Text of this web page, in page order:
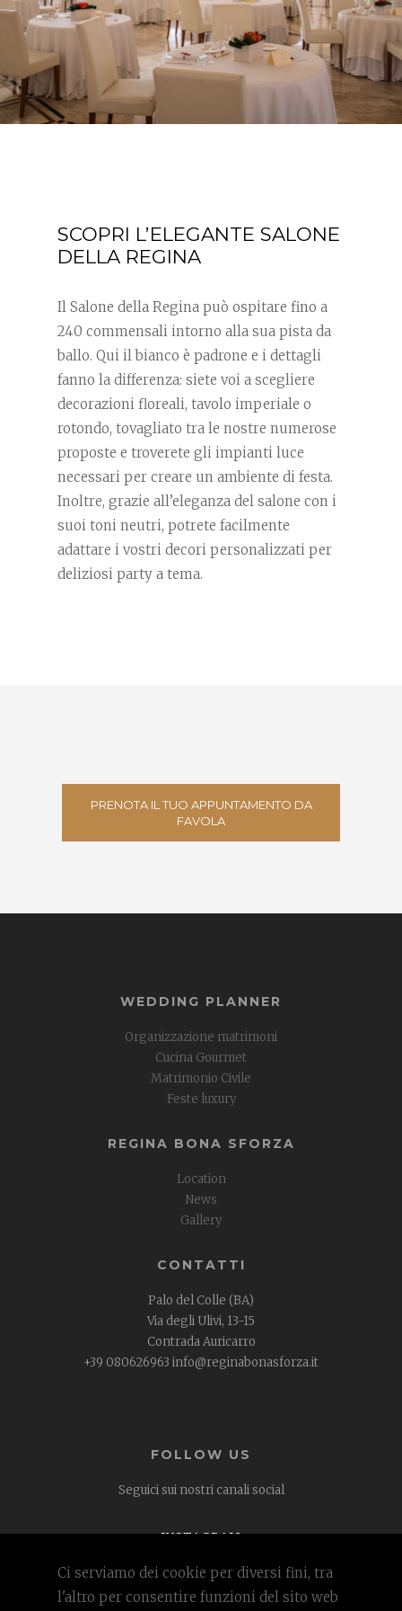
Ci serviamo dei cookie per diversi fini, tra
l'altro per consentire funzioni del sito web
SCOPRI L’ELEGANTE SALONE
DELLA REGINA
Il Salone della Regina può ospitare fino a
240 commensali intorno alla sua pista da
ballo. Qui il bianco è padrone e i dettagli
fanno la differenza: siete voi a scegliere
decorazioni floreali, tavolo imperiale o
rotondo, tovagliato tra le nostre numerose
proposte e troverete gli impianti luce
necessari per creare un ambiente di festa.
Inoltre, grazie all’eleganza del salone con i
suoi toni neutri, potrete facilmente
adattare i vostri decori personalizzati per
deliziosi party a tema.
PRENOTA IL TUO APPUNTAMENTO DA
FAVOLA
WEDDING PLANNER
Organizzazione matrimoni
Cucina Gourmet
Matrimonio Civile
Feste luxury
REGINA BONA SFORZA
Location
News
Gallery
CONTATTI
Palo del Colle (BA)
Via degli Ulivi, 13-15
Contrada Auricarro
+39 080626963 info@reginabonasforza.it
FOLLOW US
Seguici sui nostri canali social
INSTAGRAM
Regina Bona Sforza Ricevimenti